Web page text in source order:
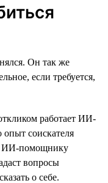
Он так же
если требуется,
работает ИИ-
соискателя
ИИ-помощнику
вопросы
о себе.